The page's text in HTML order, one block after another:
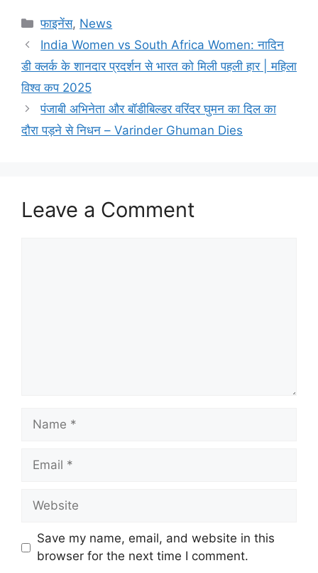
Categories
फाइनेंस, News
India Women vs South Africa Women: नादिन
डी क्लर्क के शानदार प्रदर्शन से भारत को मिली पहली हार | महिला
विश्व कप 2025
पंजाबी अभिनेता और बॉडीबिल्डर वरिंदर घुमन का दिल का
दौरा पड़ने से निधन – Varinder Ghuman Dies
Leave a Comment
Name
Email
Website
Save my name, email, and website in this
browser for the next time I comment.